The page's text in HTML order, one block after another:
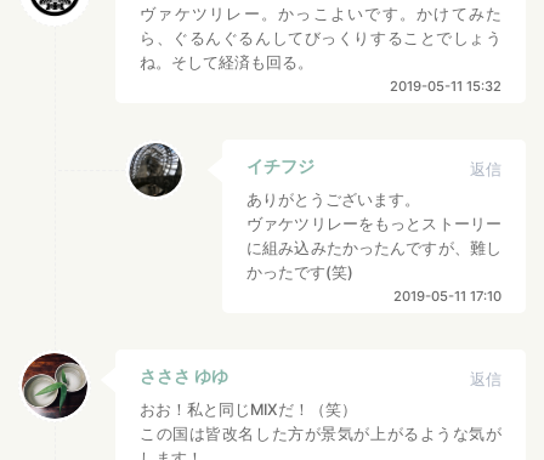
ヴァケツリレー。かっこよいです。かけてみた
ら、ぐるんぐるんしてびっくりすることでしょう
ね。そして経済も回る。
2019-05-11 15:32
イチフジ
返信
ありがとうございます。
ヴァケツリレーをもっとストーリー
に組み込みたかったんですが、難し
かったです(笑)
2019-05-11 17:10
さささ ゆゆ
返信
おお！私と同じMIXだ！（笑）
この国は皆改名した方が景気が上がるような気が